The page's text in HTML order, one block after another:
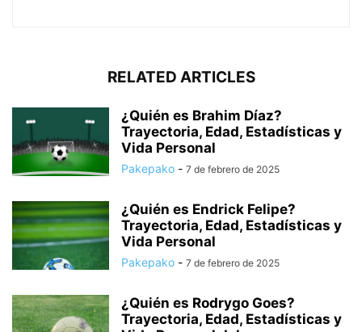
RELATED ARTICLES
¿Quién es Brahim Díaz?
Trayectoria, Edad, Estadísticas y
Vida Personal
Pakepako - 7 de febrero de 2025
¿Quién es Endrick Felipe?
Trayectoria, Edad, Estadísticas y
Vida Personal
Pakepako - 7 de febrero de 2025
¿Quién es Rodrygo Goes?
Trayectoria, Edad, Estadísticas y